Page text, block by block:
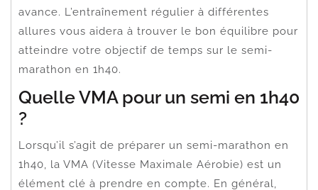
avance. L’entraînement régulier à différentes
allures vous aidera à trouver le bon équilibre pour
atteindre votre objectif de temps sur le semi-
marathon en 1h40.
Quelle VMA pour un semi en 1h40
?
Lorsqu’il s’agit de préparer un semi-marathon en
1h40, la VMA (Vitesse Maximale Aérobie) est un
élément clé à prendre en compte. En général,